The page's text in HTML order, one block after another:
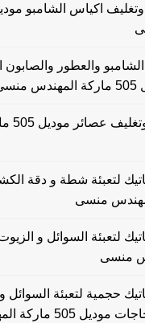
الشامبو والعطور والصابون
لتعبئة شطة و دقة
منسى
حجمية لتعبئة
ماركة المهندس منسى